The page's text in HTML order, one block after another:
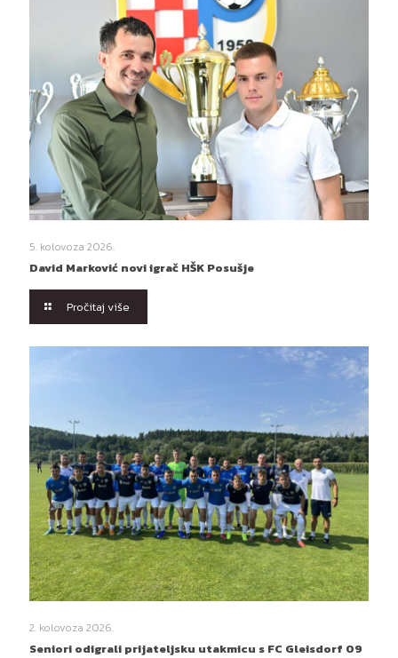
5. kolovoza 2026.
David Marković novi igrač HŠK Posušje
Pročitaj više
2. kolovoza 2026.
Seniori odigrali prijateljsku utakmicu s FC Gleisdorf 09